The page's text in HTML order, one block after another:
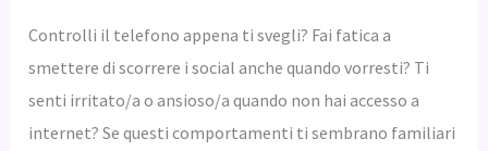
Controlli il telefono appena ti svegli? Fai fatica a
smettere di scorrere i social anche quando vorresti? Ti
senti irritato/a o ansioso/a quando non hai accesso a
internet? Se questi comportamenti ti sembrano familiari